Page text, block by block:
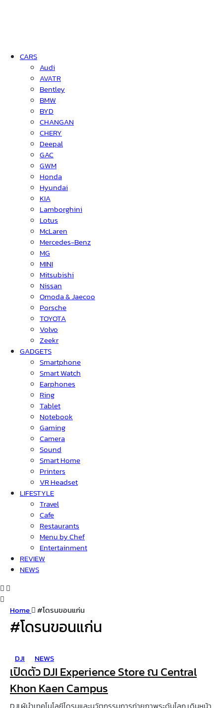
CARS
Audi
AVATR
Bentley
BMW
BYD
CHANGAN
CHERY
Deepal
GAC
GWM
Honda
Hyundai
KIA
Lamborghini
Lotus
McLaren
Mercedes-Benz
MG
MINI
Mitsubishi
Nissan
Omoda & Jaecoo
Porsche
TOYOTA
Volvo
Zeekr
GADGETS
Smartphone
Smart Watch
Earphones
Ring
Tablet
Notebook
Gaming
Camera
Sound
Smart Home
Printers
VR Headset
LIFESTYLE
Travel
Cafe
Restaurants
Menu by Chef
Entertainment
REVIEW
NEWS
Home #โดรนขอนแก่น
#โดรนขอนแก่น
DJI NEWS
เปิดตัว DJI Experience Store ณ Central
Khon Kaen Campus